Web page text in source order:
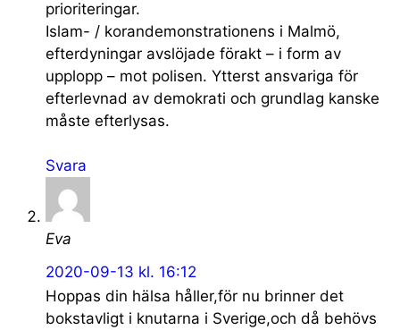
prioriteringar.
Islam- / korandemonstrationens i Malmö,
efterdyningar avslöjade förakt – i form av
upplopp – mot polisen. Ytterst ansvariga för
efterlevnad av demokrati och grundlag kanske
måste efterlysas.
Svara
Eva
2020-09-13 kl. 16:12
Hoppas din hälsa håller,för nu brinner det
bokstavligt i knutarna i Sverige,och då behövs